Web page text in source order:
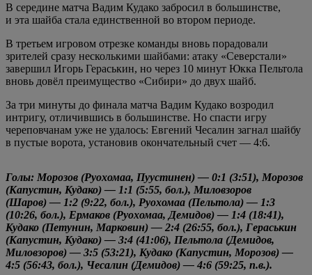
В середине матча Вадим Кудако забросил в большинстве,
и эта шайба стала единственной во втором периоде.
В третьем игровом отрезке команды вновь порадовали
зрителей сразу несколькими шайбами: атаку «Северстали»
завершил Игорь Гераськин, но через 10 минут Юкка Пельтола
вновь довёл преимущество «Сибири» до двух шайб.
За три минуты до финала матча Вадим Кудако возродил
интригу, отличившись в большинстве. Но спасти игру
череповчанам уже не удалось: Евгений Чесалин загнал шайбу
в пустые ворота, установив окончательный счет — 4:6.
Голы: Морозов (Руохомаа, Пуустинен) — 0:1 (3:51), Морозов
(Капустин, Кудако) — 1:1 (5:55, бол.), Миловзоров
(Шаров) — 1:2 (9:22, бол.), Руохомаа (Пельтола) — 1:3
(10:26, бол.), Ермаков (Руохомаа, Демидов) — 1:4 (18:41),
Кудако (Петунин, Марковин) — 2:4 (26:55, бол.), Гераськин
(Капустин, Кудако) — 3:4 (41:06), Пельтола (Демидов,
Миловзоров) — 3:5 (53:21), Кудако (Капустин, Морозов) —
4:5 (56:43, бол.), Чесалин (Демидов) — 4:6 (59:25, п.в.).